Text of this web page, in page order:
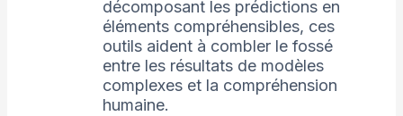
décomposant les prédictions en
éléments compréhensibles, ces
outils aident à combler le fossé
entre les résultats de modèles
complexes et la compréhension
humaine.